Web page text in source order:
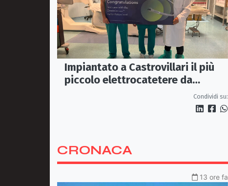
Impiantato a Castrovillari il più
piccolo elettrocatetere da
Condividi su:
CRONACA
13 ore fa